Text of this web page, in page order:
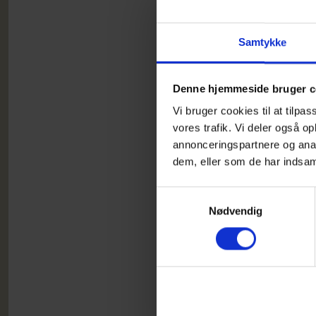
Samtykke
Denne hjemmeside bruger
Vi bruger cookies til at
vores trafik. Vi deler også
annonceringspartnere og
dem, eller som de har
Nødvendig
at
Vi
og